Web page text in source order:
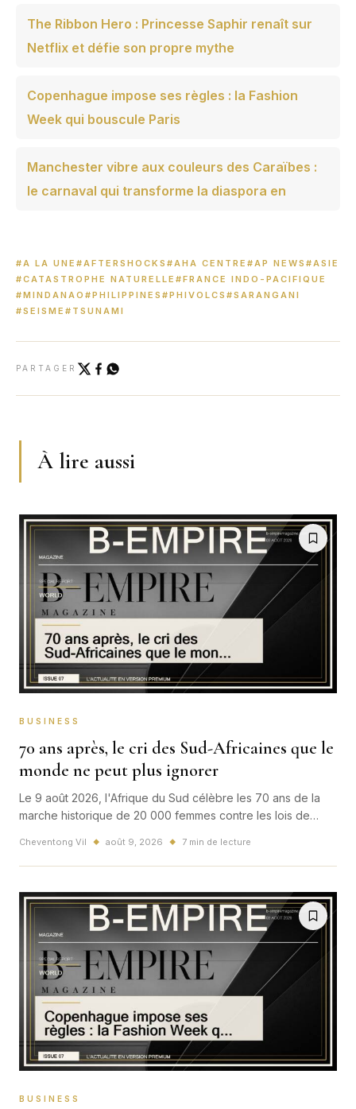
The Ribbon Hero : Princesse Saphir renaît sur
Netflix et défie son propre mythe
Copenhague impose ses règles : la Fashion
Week qui bouscule Paris
Manchester vibre aux couleurs des Caraïbes :
le carnaval qui transforme la diaspora en
#A LA UNE #AFTERSHOCKS #AHA CENTRE #AP NEWS #ASIE
#CATASTROPHE NATURELLE #FRANCE INDO-PACIFIQUE
#MINDANAO #PHILIPPINES #PHIVOLCS #SARANGANI
#SEISME #TSUNAMI
PARTAGER
À lire aussi
BUSINESS
70 ans après, le cri des Sud-Africaines que le
monde ne peut plus ignorer
Le 9 août 2026, l'Afrique du Sud célèbre les 70 ans de la
marche historique de 20 000 femmes contre les lois de
: il confronte le pays à la violence sexiste, aux inégalités
économiques et à une promesse de liberté encore
Cheventong Vil ◆ août 9, 2026 ◆ 7 min de lecture
BUSINESS